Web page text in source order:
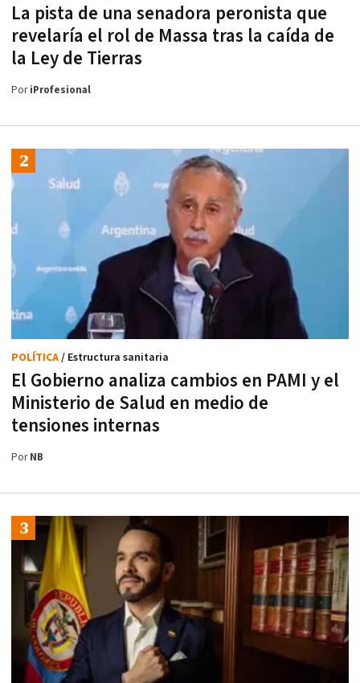
La pista de una senadora peronista que
revelaría el rol de Massa tras la caída de
la Ley de Tierras
PoriProfesional
El Gobierno analiza cambios en PAMI y el
Ministerio de Salud en medio de
tensiones internas
POLÍTICA/ Estructura sanitaria
PorNB